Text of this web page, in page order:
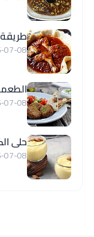
07-08
07-08
حلى
07-08